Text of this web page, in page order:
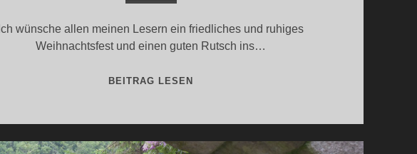
Ich wünsche allen meinen Lesern ein friedliches und ruhiges
Weihnachtsfest und einen guten Rutsch ins…
BEITRAG LESEN
CHRISTMAS